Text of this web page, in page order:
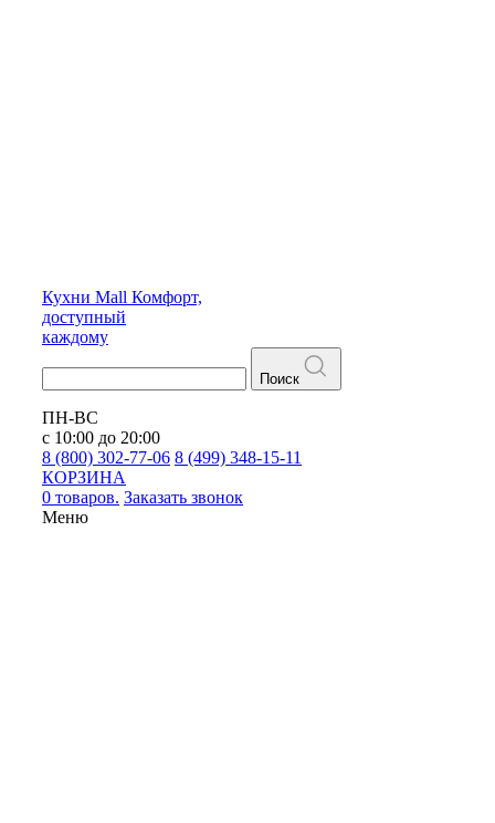
Кухни Mall Комфорт,
доступный
каждому
Поиск
ПН-ВС
с 10:00 до 20:00
8 (800) 302-77-06 8 (499) 348-15-11
КОРЗИНА
0 товаров. Заказать звонок
Меню